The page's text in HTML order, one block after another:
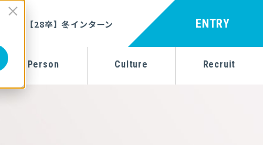
【28卒】冬インターン ENTRY
Person Culture Recruit